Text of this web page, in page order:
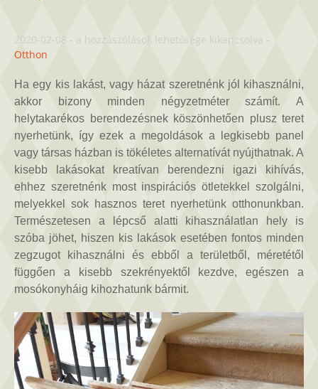
2020-02-08 - Kis
helytakarékosan
bejegyzéshez
a hozzászólások lehetősége kikapcsolva -
Otthon
Ha egy kis lakást, vagy házat szeretnénk jól kihasználni,
akkor bizony minden négyzetméter számít. A
helytakarékos berendezésnek köszönhetően plusz teret
nyerhetünk, így ezek a megoldások a legkisebb panel
vagy társas házban is tökéletes alternatívát nyújthatnak. A
kisebb lakásokat kreatívan berendezni igazi kihívás,
ehhez szeretnénk most inspirációs ötletekkel szolgálni,
melyekkel sok hasznos teret nyerhetünk otthonunkban.
Természetesen a lépcső alatti kihasználatlan hely is
szóba jöhet, hiszen kis lakások esetében fontos minden
zegzugot kihasználni és ebből a területből, méretétől
függően a kisebb szekrényektől kezdve, egészen a
mosókonyháig kihozhatunk bármit.